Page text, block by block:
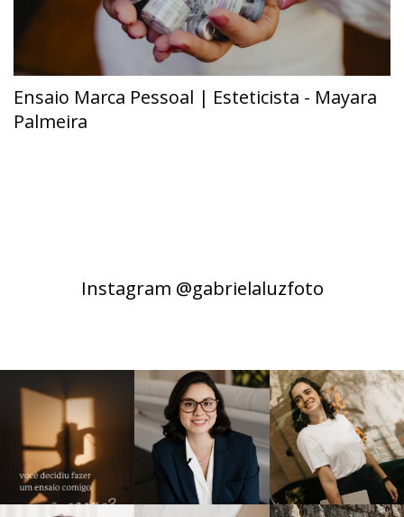
Ensaio Marca Pessoal | Esteticista - Mayara
Palmeira
Instagram @gabrielaluzfoto